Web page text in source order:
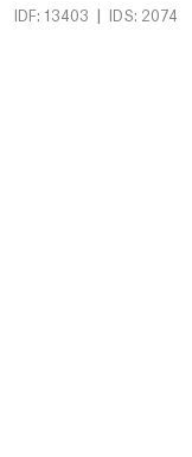
IDF: 13403 | IDS: 2074